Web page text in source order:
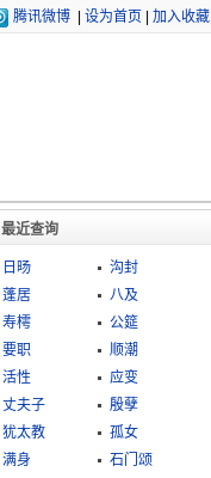
腾讯微博 设为首页 加入收藏
最近查询
日旸
沟封
蓬居
八及
寿樗
公筵
要职
顺潮
活性
应变
丈夫子
殷孽
犹太教
孤女
满身
石门颂